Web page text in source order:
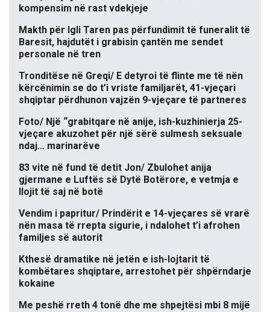
kompensim në rast vdekjeje
Makth për Igli Taren pas përfundimit të funeralit të
Baresit, hajdutët i grabisin çantën me sendet
personale në tren
Tronditëse në Greqi/ E detyroi të flinte me të nën
kërcënimin se do t’i vriste familjarët, 41-vjeçari
shqiptar përdhunon vajzën 9-vjeçare të partneres
Foto/ Një “grabitqare në anije, ish-kuzhinierja 25-
vjeçare akuzohet për një sërë sulmesh seksuale
ndaj… marinarëve
83 vite në fund të detit Jon/ Zbulohet anija
gjermane e Luftës së Dytë Botërore, e vetmja e
llojit të saj në botë
Vendim i papritur/ Prindërit e 14-vjeçares së vrarë
nën masa të rrepta sigurie, i ndalohet t’i afrohen
familjes së autorit
Kthesë dramatike në jetën e ish-lojtarit të
kombëtares shqiptare, arrestohet për shpërndarje
kokaine
Me peshë rreth 4 tonë dhe me shpejtësi mbi 8 mijë